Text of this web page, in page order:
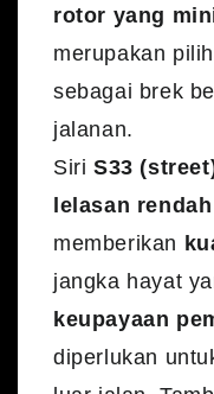
rotor yang
merupakan
sebagai brek
jalanan.
Siri S33
lelasan
memberikan
jangka hayat
keupayaan
diperlukan